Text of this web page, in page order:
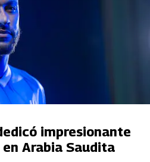
impresionante
Arabia Saudita